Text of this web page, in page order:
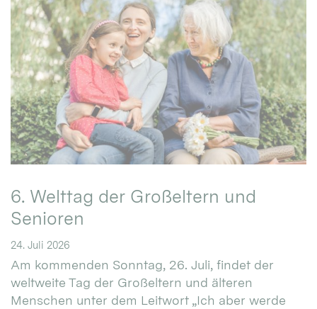
6. Welttag der Großeltern und
Senioren
24. Juli 2026
Am kommenden Sonntag, 26. Juli, findet der
weltweite Tag der Großeltern und älteren
Menschen unter dem Leitwort „Ich aber werde